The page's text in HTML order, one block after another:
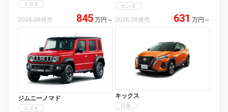
トヨタ
2026.08発売 845 万円 ～
ホンダ
2026.08発売 631 万円 ～
ジムニーノマド
スズキ
キックス
日産